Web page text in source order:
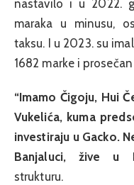
nastavilo i u 2022.
maraka u minusu,
taksu. I u 2023. su
1682 marke i
“Imamo Čigoju, Hui
Vukelića, kuma
investiraju u Gacko.
Banjaluci, žive u
strukturu.